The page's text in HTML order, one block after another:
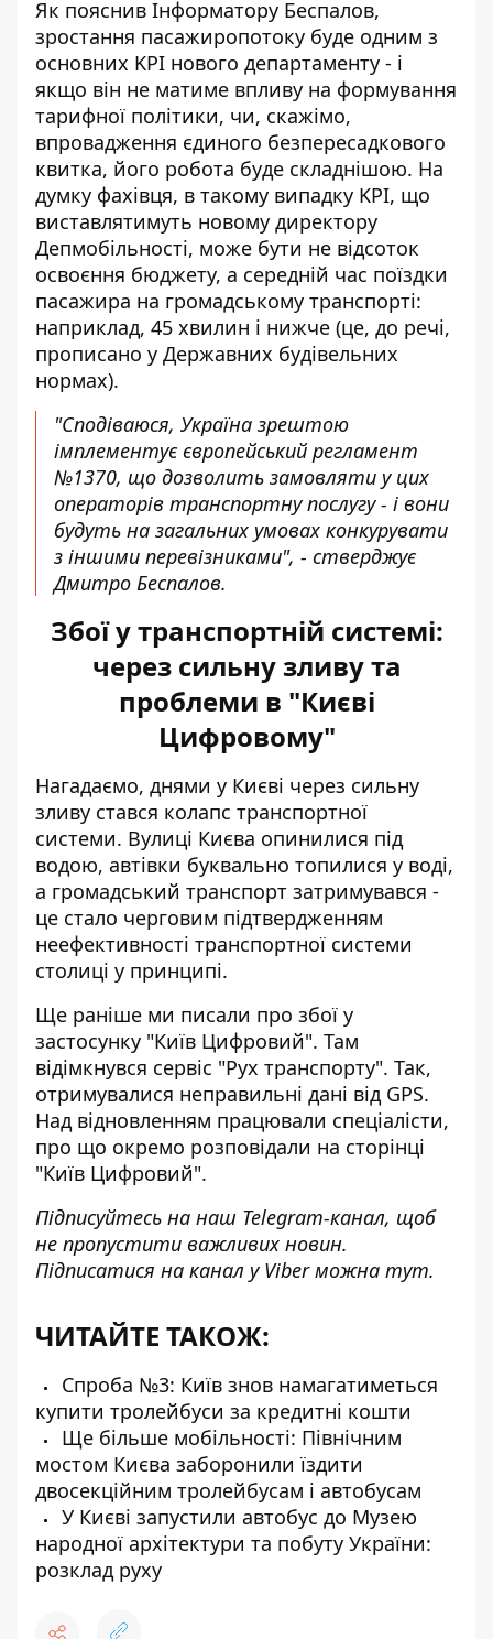
Як пояснив Інформатору Беспалов,
зростання пасажиропотоку буде одним з
основних KPI нового департаменту - і
якщо він не матиме впливу на формування
тарифної політики, чи, скажімо,
впровадження єдиного безпересадкового
квитка, його робота буде складнішою. На
думку фахівця, в такому випадку KPI, що
виставлятимуть новому директору
Депмобільності, може бути не відсоток
освоєння бюджету, а середній час поїздки
пасажира на громадському транспорті:
наприклад, 45 хвилин і нижче (це, до речі,
прописано у Державних будівельних
нормах).
"Сподіваюся, Україна зрештою
імплементує європейський регламент
№1370, що дозволить замовляти у цих
операторів транспортну послугу - і вони
будуть на загальних умовах конкурувати
з іншими перевізниками", - стверджує
Дмитро Беспалов.
Збої у транспортній системі:
через сильну зливу та
проблеми в "Києві
Цифровому"
Нагадаємо, днями у Києві через сильну
зливу стався колапс транспортної
системи. Вулиці Києва опинилися під
водою, автівки буквально топилися у воді,
а громадський транспорт затримувався -
це стало черговим підтвердженням
неефективності транспортної системи
столиці у принципі.
Ще раніше ми писали про збої у
застосунку "Київ Цифровий". Там
відімкнувся сервіс "Рух транспорту". Так,
отримувалися неправильні дані від GPS.
Над відновленням працювали спеціалісти,
про що окремо розповідали на сторінці
"Київ Цифровий".
Підписуйтесь на наш Telegram-канал, щоб
не пропустити важливих новин.
Підписатися на канал у Viber можна тут.
ЧИТАЙТЕ ТАКОЖ:
Спроба №3: Київ знов намагатиметься
купити тролейбуси за кредитні кошти
Ще більше мобільності: Північним
мостом Києва заборонили їздити
двосекційним тролейбусам і автобусам
У Києві запустили автобус до Музею
народної архітектури та побуту України:
розклад руху